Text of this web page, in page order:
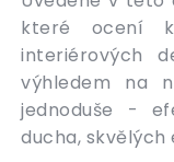
které ocení
interiérových
výhledem na
jednoduše -
ducha, skvělých